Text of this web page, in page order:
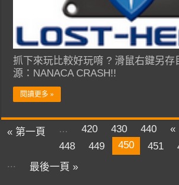
抓下來玩比較好玩唷 ? 滑鼠右鍵另存
源：NANACA CRASH!!
閱讀更多 »
« 第一頁 ... 420 430 440
«
448
449 450 451
...
最後一頁 »